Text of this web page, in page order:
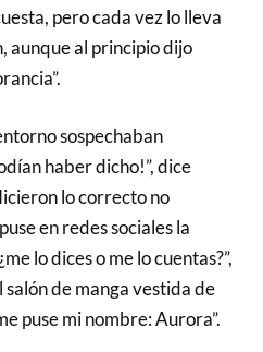
pero cada vez lo lleva
aunque al principio dijo
sospechaban
haber dicho!”, dice
lo correcto no
en redes sociales la
lo dices o me lo cuentas?”,
salón de manga vestida de
puse mi nombre: Aurora”.